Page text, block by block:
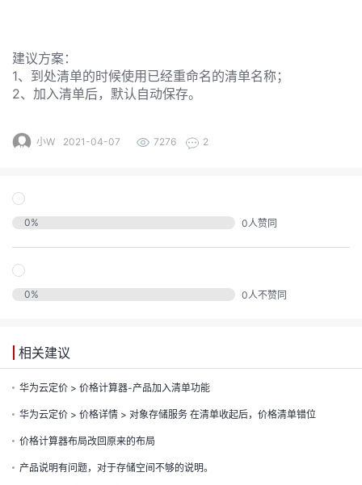
者
的
客
我
论
的
子
我
直
播
的
动
我
关
注
我
的
开
发
我
Programs
我
的
建议方案：
1、到处清单的时候使用已经重命名的清单名称；
2、加入清单后，默认自动保存。
小W 2021-04-07 7276 2
0% 0人赞同
0% 0人不赞同
相关建议
华为云定价 > 价格计算器-产品加入清单功能
华为云定价 > 价格详情 > 对象存储服务 在清单收起后，价格清单错位
价格计算器布局改回原来的布局
产品说明有问题，对于存储空间不够的说明。